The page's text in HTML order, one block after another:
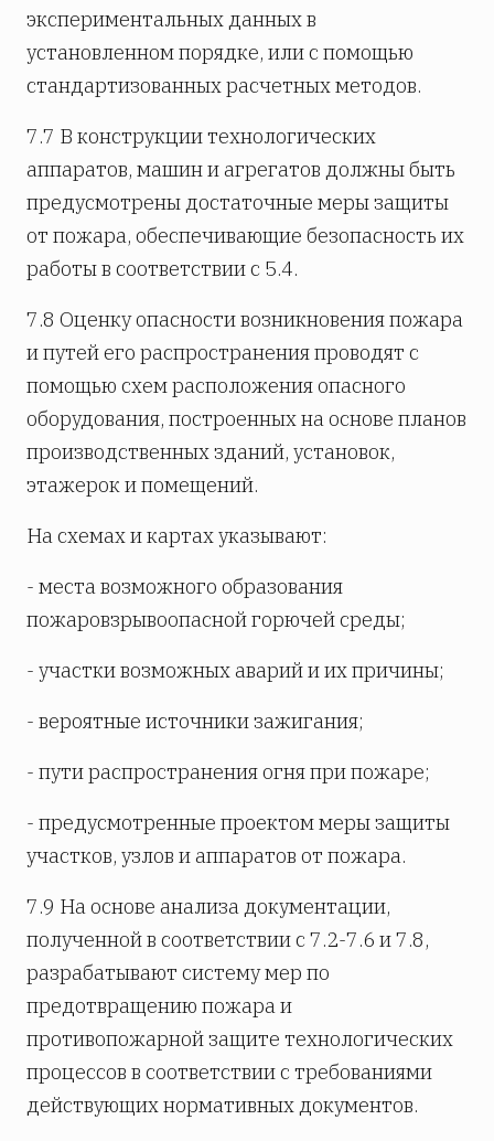
экспериментальных данных в
установленном порядке, или с помощью
стандартизованных расчетных методов.
7.7 В конструкции технологических
аппаратов, машин и агрегатов должны быть
предусмотрены достаточные меры защиты
от пожара, обеспечивающие безопасность их
работы в соответствии с 5.4.
7.8 Оценку опасности возникновения пожара
и путей его распространения проводят с
помощью схем расположения опасного
оборудования, построенных на основе планов
производственных зданий, установок,
этажерок и помещений.
На схемах и картах указывают:
- места возможного образования
пожаровзрывоопасной горючей среды;
- участки возможных аварий и их причины;
- вероятные источники зажигания;
- пути распространения огня при пожаре;
- предусмотренные проектом меры защиты
участков, узлов и аппаратов от пожара.
7.9 На основе анализа документации,
полученной в соответствии с 7.2-7.6 и 7.8,
разрабатывают систему мер по
предотвращению пожара и
противопожарной защите технологических
процессов в соответствии с требованиями
действующих нормативных документов.